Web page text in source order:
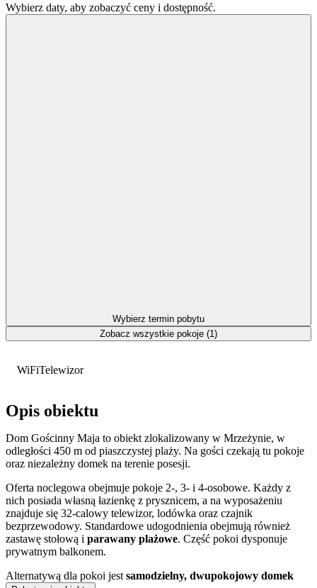
WiFiTelewizor
Opis obiektu
Dom Gościnny Maja to obiekt zlokalizowany w Mrzeżynie, w
odległości 450 m od piaszczystej plaży. Na gości czekają tu pokoje
oraz niezależny domek na terenie posesji.
Oferta noclegowa obejmuje pokoje 2-, 3- i 4-osobowe. Każdy z
nich posiada własną łazienkę z prysznicem, a na wyposażeniu
znajduje się 32-calowy telewizor, lodówka oraz czajnik
bezprzewodowy. Standardowe udogodnienia obejmują również
zastawę stołową i parawany plażowe. Część pokoi dysponuje
prywatnym balkonem.
Alternatywą dla pokoi jestsamodzielny, dwupokojowy domek
Wybierz daty, aby zobaczyć ceny i dostępność.
Wybierz termin pobytu
Zobacz wszystkie pokoje (1)